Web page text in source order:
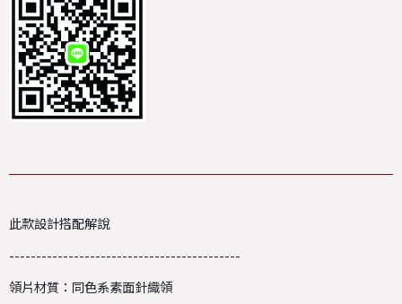
此款設計搭配解說
-------------------------------------------
領片材質：同色系素面針織領